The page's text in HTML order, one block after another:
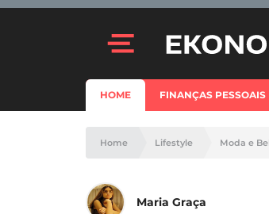
HOME FINANÇAS PESSOAIS
Home Lifestyle Moda e
Maria Graça